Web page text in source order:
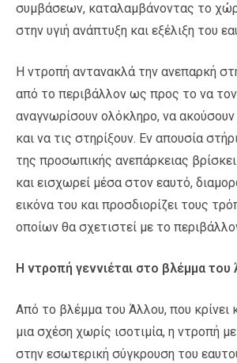
συμβάσεων, καταλαμβάνοντας το
στην υγιή ανάπτυξη και εξέλιξη του
Η ντροπή αντανακλά την ανεπαρκή
από το περιβάλλον ως προς το να τον
αναγνωρίσουν ολόκληρο, να ακούσουν
και να τις στηρίξουν. Εν απουσία
της προσωπικής ανεπάρκειας
και εισχωρεί μέσα στον εαυτό,
εικόνα του και προσδιορίζει τους
οποίων θα σχετιστεί με το
Η ντροπή γεννιέται στο βλέμμα του
Από το βλέμμα του Άλλου, που κρίνει
μια σχέση χωρίς ισοτιμία, η ντροπή
στην εσωτερική σύγκρουση του